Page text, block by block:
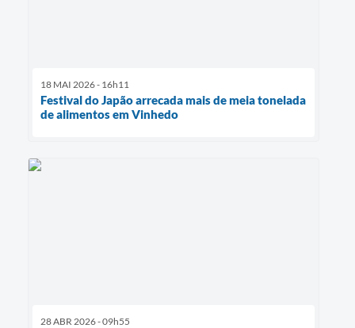
18 MAI 2026 - 16h11
Festival do Japão arrecada mais de meia tonelada
de alimentos em Vinhedo
28 ABR 2026 - 09h55